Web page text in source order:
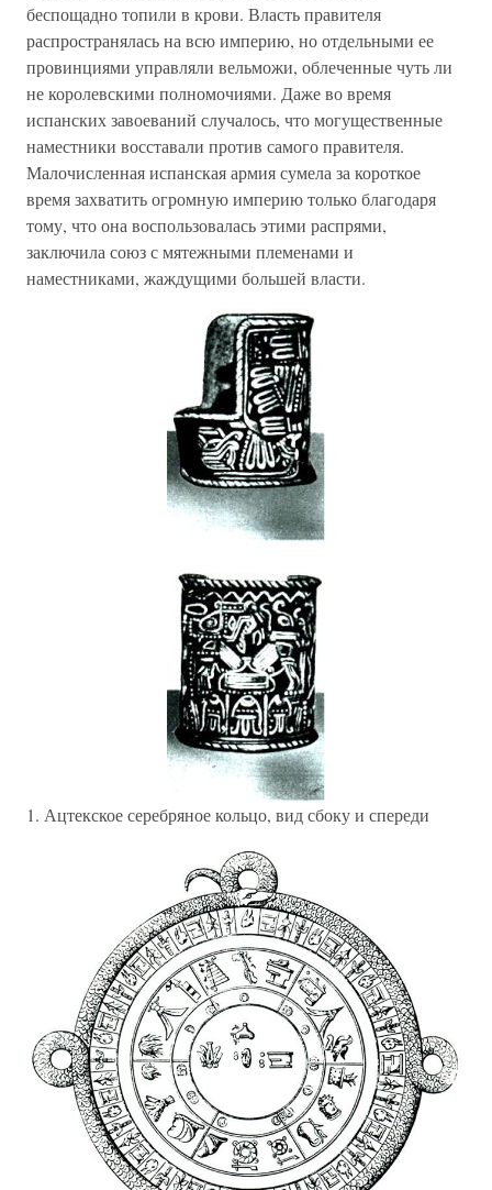
беспощадно топили в крови. Власть правителя
распространялась на всю империю, но отдельными ее
провинциями управляли вельможи, облеченные чуть ли
не королевскими полномочиями. Даже во время
испанских завоеваний случалось, что могущественные
наместники восставали против самого правителя.
Малочисленная испанская армия сумела за короткое
время захватить огромную империю только благодаря
тому, что она воспользовалась этими распрями,
заключила союз с мятежными племенами и
наместниками, жаждущими большей власти.
1. Ацтекское серебряное кольцо, вид сбоку и спереди